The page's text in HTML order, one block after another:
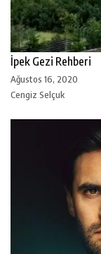
İpek Gezi Rehberi
Ağustos 16, 2020
Cengiz Selçuk